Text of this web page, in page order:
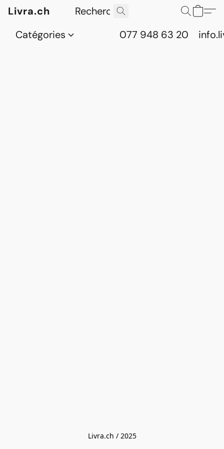
Livra.ch
Catégories
077 948 63 20
Livra.ch / 2025